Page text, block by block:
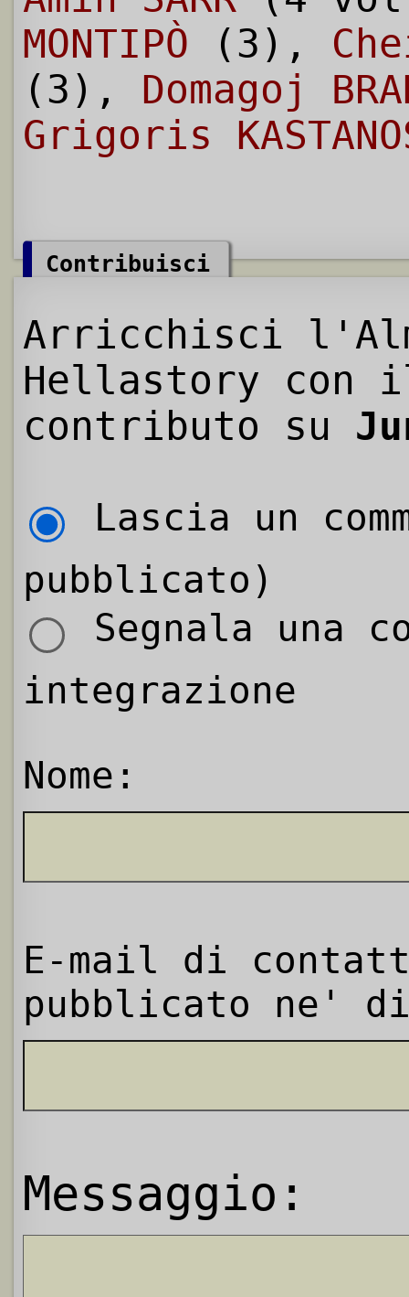
MONTIPÒ (3),
(3), Domagoj
Grigoris
Contribuisci
Arricchisci
Hellastory con
contributo su
Lascia un
pubblicato)
Segnala una
integrazione
Nome:
E-mail di
pubblicato ne'
Messaggio: